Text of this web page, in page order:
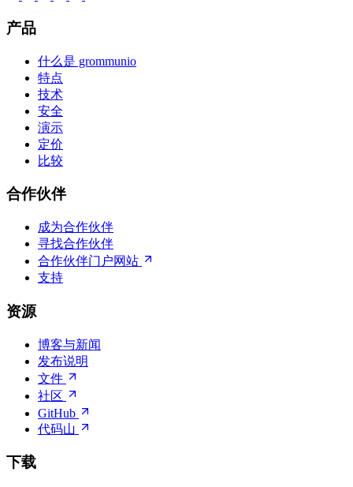
产品
什么是 grommunio
特点
技术
安全
演示
定价
比较
合作伙伴
成为合作伙伴
寻找合作伙伴
合作伙伴门户网站
支持
资源
博客与新闻
发布说明
文件
社区
GitHub
代码山
下载